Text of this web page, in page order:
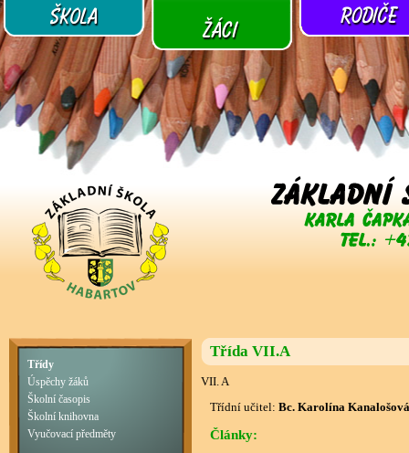
Třídy
Úspěchy žáků
Školní časopis
Školní knihovna
Vyučovací předměty
Třída VII.A
VII. A
Třídní učitel: Bc. Karolína Kanalošová
Články: